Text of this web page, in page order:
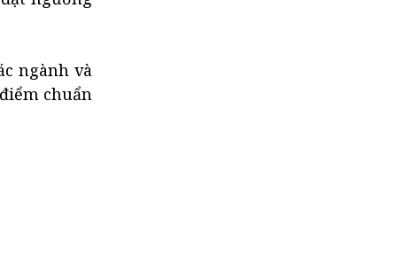
ngành và
chuẩn